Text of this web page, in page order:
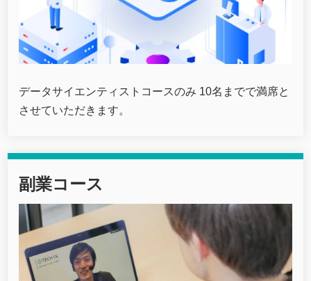
データサイエンティストコースのみ 10名までで満席と
させていただきます。
副業コース